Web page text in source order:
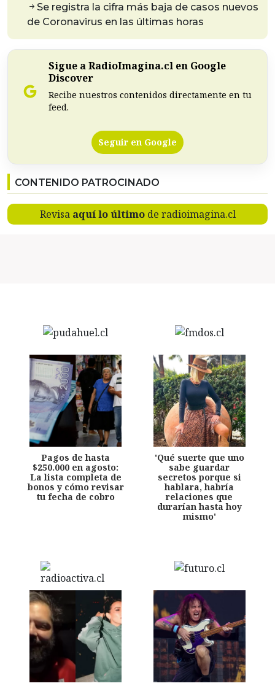
Se registra la cifra más baja de casos nuevos
de Coronavirus en las últimas horas
Sigue a RadioImagina.cl en Google
Discover
Recibe nuestros contenidos directamente en tu
feed.
Seguir en Google
CONTENIDO PATROCINADO
Revisa aquí lo últimode radioimagina.cl
Pagos de hasta
$250.000 en agosto:
La lista completa de
bonos y cómo revisar
tu fecha de cobro
'Qué suerte que uno
sabe guardar
secretos porque si
hablara, habría
relaciones que
durarían hasta hoy
mismo'